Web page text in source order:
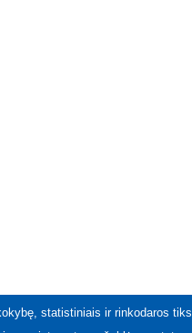
statistiniais ir rinkodaros